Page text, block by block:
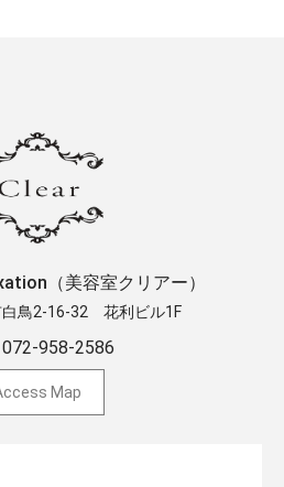
（美容室クリアー）
白鳥2-16-32 ​花利ビル1F
072-958-2586
Map